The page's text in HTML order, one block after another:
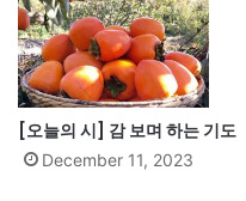
[오늘의 시] 감 보며 하는 기도
December 11, 2023